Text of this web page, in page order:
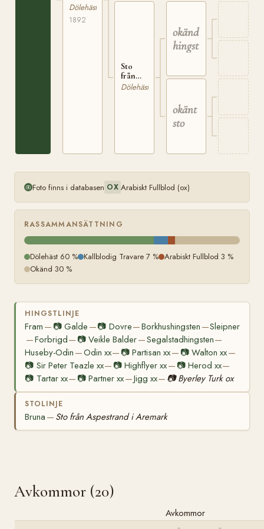
680
Dölehäst
1892
Sto
från
Aspestrand
Dölehäst
okänd
hingst
okänt
sto
Foto finns i databasen OX Arabiskt Fullblod (ox)
RASSAMMANSÄTTNING
Dölehäst 60 % Kallblodig Travare 7 % Arabiskt Fullblod 3 %
Okänd 30 %
HINGSTLINJE
Fram — 📷Galde —📷 Dovre—Borkhushingsten —Sleipner
—Forbrigd— 📷Veikle Balder—Segalstadhingsten—
Huseby-Odin —Odin xx— 📷Partisan xx— 📷Walton xx—
📷 Sir Peter Teazle xx— 📷Highflyer xx— 📷 Herod xx—
📷 Tartar xx— 📷Partner xx—Jigg xx— 📷 Byerley Turk ox
STOLINJE
Bruna — Sto från Aspestrand i Aremark
Avkommor (20)
Avkommor